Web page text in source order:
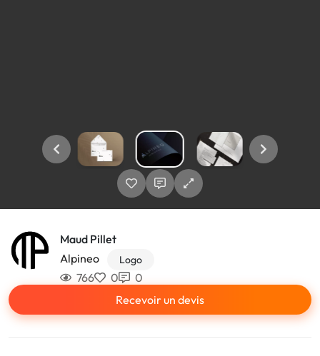
Maud Pillet
Alpineo
Logo
766 0
0
Recevoir un devis